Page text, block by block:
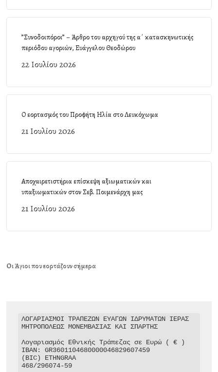
”Συνοδοιπόροι” – Άρθρο του αρχηγού της α΄ κατασκηνωτικής
περιόδου αγοριών, Ευάγγελου Θεοδώρου
22 Ιουλίου 2026
Ο εορτασμός του Προφήτη Ηλία στο Λευκόχωμα
21 Ιουλίου 2026
Αποχαιρετιστήρια επίσκεψη αξιωματικών και
υπαξιωματικών στον Σεβ. Ποιμενάρχη μας
21 Ιουλίου 2026
Οι Άγιοι που εορτάζουν σήμερα
ΛΟΓΑΡΙΑΣΜΟΙ ΤΡΑΠΕΖΩΝ ΕΥΑΓΩΝ ΙΔΡΥΜΑΤΩΝ ΙΕΡΑΣ
ΜΗΤΡΟΠΟΛΕΩΣ ΜΟΝΕΜΒΑΣΙΑΣ ΚΑΙ ΣΠΑΡΤΗΣ
Λογαριασμός Εθνικής Τράπεζας σε Ευρώ ( € )
IBAN: GR3601104680000046829607459
(BIC) ETHNGRAA
468/296074-59